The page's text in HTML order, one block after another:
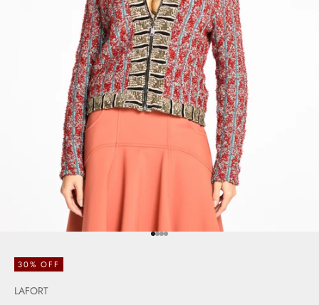
Ir para item 1
Ir para item 2
Ir para item 3
Ir para item 4
30% OFF
LAFORT